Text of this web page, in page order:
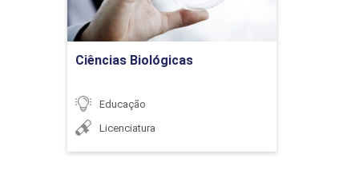
As tecnologias da
informação e comunicação,
Ciências Biológicas
Educação
Licenciatura
Ir para Inscrição